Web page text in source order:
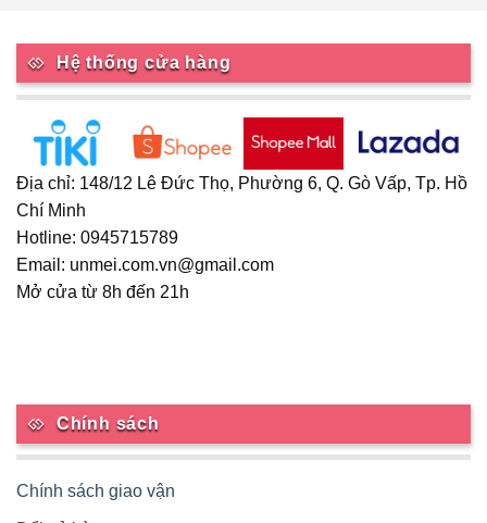
Hệ thống cửa hàng
Địa chỉ: 148/12 Lê Đức Thọ, Phường 6, Q. Gò Vấp, Tp. Hồ
Chí Minh
Hotline: 0945715789
Email: unmei.com.vn@gmail.com
Mở cửa từ 8h đến 21h
Chính sách
Chính sách giao vận